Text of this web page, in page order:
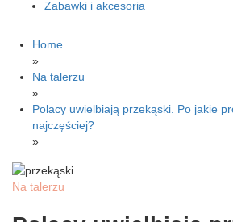
Zabawki i akcesoria
Home
»
Na talerzu
»
Polacy uwielbiają przekąski. Po jakie
najczęściej?
»
Na talerzu